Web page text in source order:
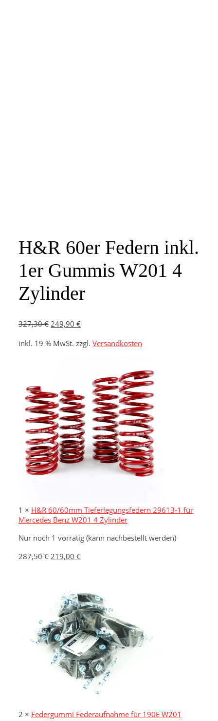
H&R 60er Federn inkl.
1er Gummis W201 4
Zylinder
327,30€ Ursprünglicher
war:
249,90 €Aktueller
ist:
inkl. 19 % MwSt. zzgl. Versandkosten
1 × H&R 60/60mm Tieferlegungsfedern 29613-1 für
Mercedes Benz W201 4 Zylinder
Nur noch 1 vorrätig (kann nachbestellt werden)
287,50€ Ursprünglicher
219,00 €Aktueller
2 × Federgummi Federaufnahme für 190E W201